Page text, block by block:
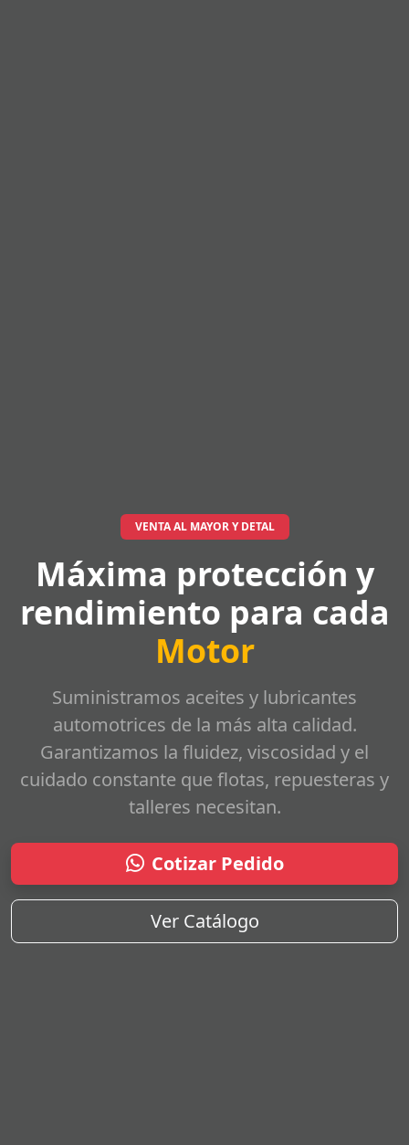
VENTA AL MAYOR Y DETAL
Máxima protección y
rendimiento para cada
Motor
Suministramos aceites y lubricantes
automotrices de la más alta calidad.
Garantizamos la fluidez, viscosidad y el
cuidado constante que flotas, repuesteras y
talleres necesitan.
Cotizar Pedido
Ver Catálogo